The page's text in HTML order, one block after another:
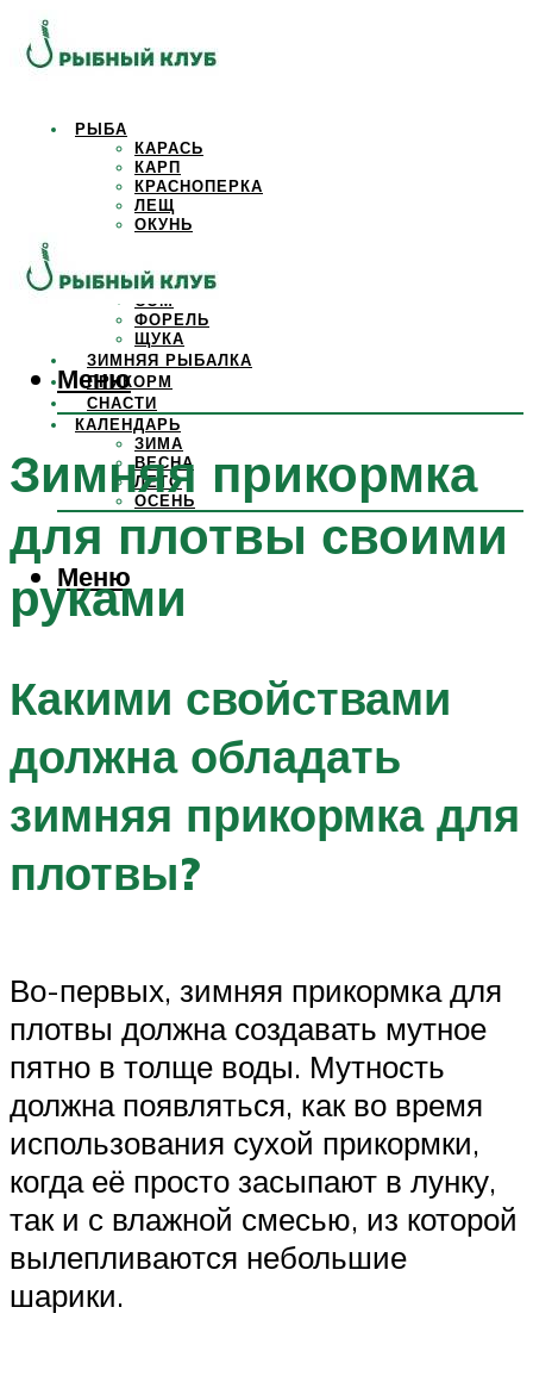
РЫБА
КАРАСЬ
КАРП
КРАСНОПЕРКА
ЛЕЩ
ОКУНЬ
САЗАН
СОМ
ФОРЕЛЬ
ЩУКА
ЗИМНЯЯ РЫБАЛКА
ПРИКОРМ
СНАСТИ
КАЛЕНДАРЬ
ЗИМА
ВЕСНА
ЛЕТО
ОСЕНЬ
Меню
Меню
Зимняя прикормка
для плотвы своими
руками
Какими свойствами
должна обладать
зимняя прикормка для
плотвы?
Во-первых, зимняя прикормка для
плотвы должна создавать мутное
пятно в толще воды. Мутность
должна появляться, как во время
использования сухой прикормки,
когда её просто засыпают в лунку,
так и с влажной смесью, из которой
вылепливаются небольшие
шарики.